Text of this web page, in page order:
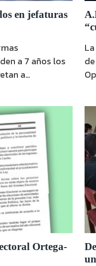
en jefaturas
a 7 años los
a
Ortega-